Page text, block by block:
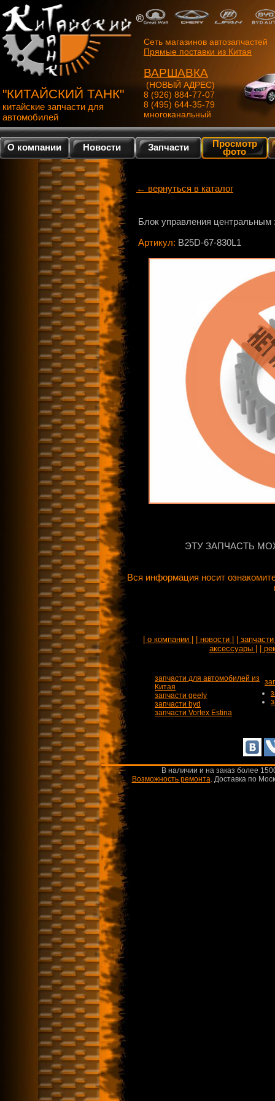
"КИТАЙСКИЙ ТАНК"
китайские запчасти для
автомобилей
Сеть магазинов автозапчастей
Прямые поставки из Китая
ВАРШАВКА
(НОВЫЙ АДРЕС)
8 (926) 884-77-07
8 (495) 644-35-79
многоканальный
О компании Новости Запчасти Просмотр
фото
← вернуться в каталог
Блок управления центральным
Артикул: B25D-67-830L1
ЭТУ ЗАПЧАСТЬ
Вся информация носит
| о компании | | новости |
|
аксессуары |
|
запчасти для автомобилей из
Китая
запчасти geely
запчасти byd
запчасти Vortex Estina
В наличии и на заказ более
Возможность ремонта.Доставка по